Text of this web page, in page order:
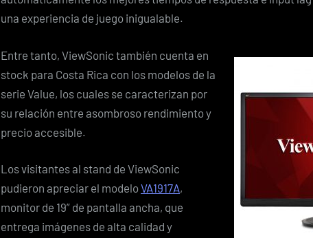
una experiencia de juego inigualable.
Entre tanto, ViewSonic también cuenta en
stock para Costa Rica con los modelos de la
serie Value, los cuales se caracterizan por
su relación entre asombroso rendimiento y
precio accesible.
Los visitantes al stand de ViewSonic
pudieron apreciar el modeloVA1917A,
monitor de 19” de pantalla ancha, que
entrega imágenes de alta calidad y